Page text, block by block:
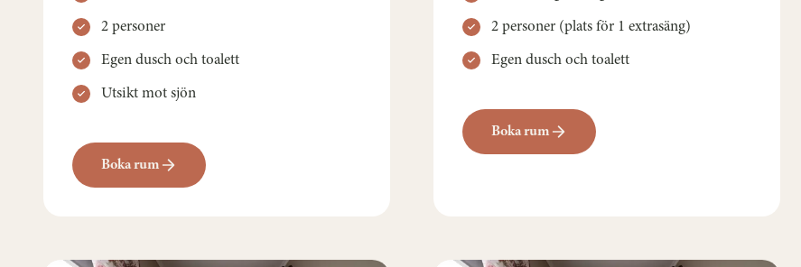
2 personer
Egen dusch och toalett
Utsikt mot sjön
Boka rum
2 personer (plats för 1 extrasäng)
Egen dusch och toalett
Boka rum